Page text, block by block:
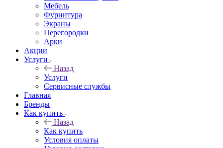
Мебель
Фурнитура
Экраны
Перегородки
Арки
Акции
Услуги
Назад
Услуги
Сервисные службы
Главная
Бренды
Как купить
Назад
Как купить
Условия оплаты